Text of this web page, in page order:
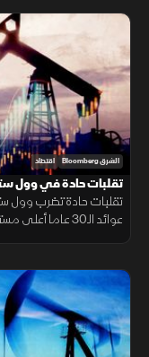
الشرق Bloomberg اقتصاد
تقلبات حادة في وول
تقلبات حادة تضرب وول